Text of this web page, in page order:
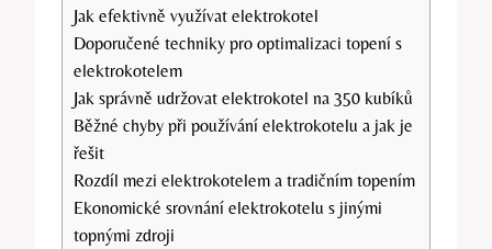
Jak efektivně využívat elektrokotel
Doporučené ⁣techniky pro optimalizaci topení s
elektrokotelem
Jak správně udržovat elektrokotel na 350 kubíků
Běžné chyby ⁣při používání elektrokotelu⁤ a jak ‌je
řešit
Rozdíl⁢ mezi ‌elektrokotelem a​ tradičním topením
Ekonomické srovnání elektrokotelu s ​jinými
⁣topnými ​zdroji